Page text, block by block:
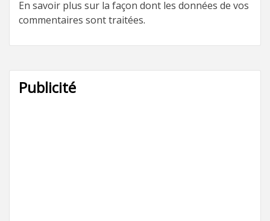
En savoir plus sur la façon dont les données de vos
commentaires sont traitées.
Publicité